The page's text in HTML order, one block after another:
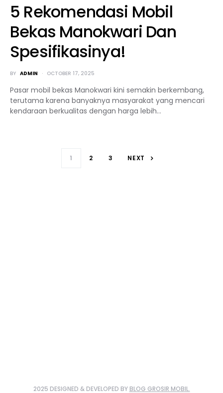
5 Rekomendasi Mobil
Bekas Manokwari Dan
Spesifikasinya!
BY ADMIN OCTOBER 17, 2025
Pasar mobil bekas Manokwari kini semakin berkembang,
terutama karena banyaknya masyarakat yang mencari
kendaraan berkualitas dengan harga lebih…
1 2 3 NEXT
2025 DESIGNED & DEVELOPED BYBLOG GROSIR MOBIL.